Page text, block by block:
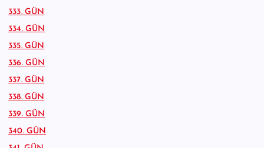
333. GÜN
334. GÜN
335. GÜN
336. GÜN
337. GÜN
338. GÜN
339. GÜN
340. GÜN